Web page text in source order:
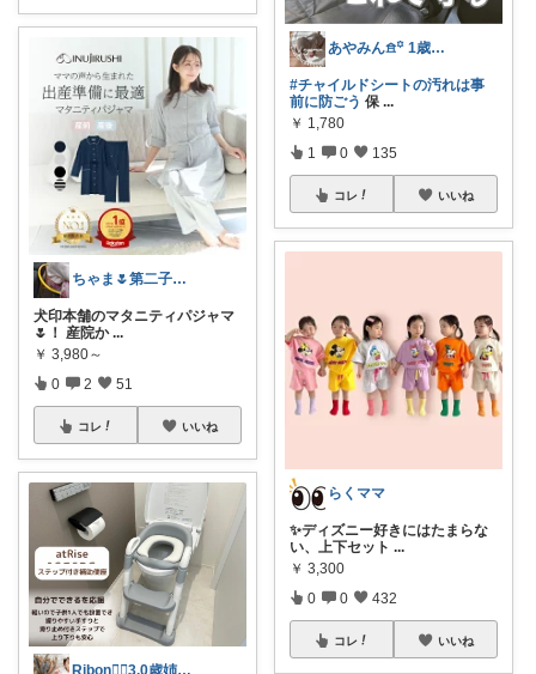
ちゃま🌷第二子妊娠中
犬印本舗のマタニティパジャマ
🌷！ 産院か ...
￥ 3,980～
0 2 51
コレ いいね
Ribon❁⃘3.0歳姉妹ﾏﾏ👧🏻♡
あやみん𖠿꙳ 1歳児ママ┋かわいいもの
#チャイルドシートの汚れは事
前に防ごう 保 ...
￥ 1,780
1 0 135
コレ いいね
らくママ
✨ディズニー好きにはたまらな
い、上下セット ...
￥ 3,300
0 0 432
コレ いいね